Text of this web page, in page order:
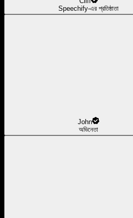
Speechify-এর প্রতিষ্ঠাতা
John
অভিনেতা